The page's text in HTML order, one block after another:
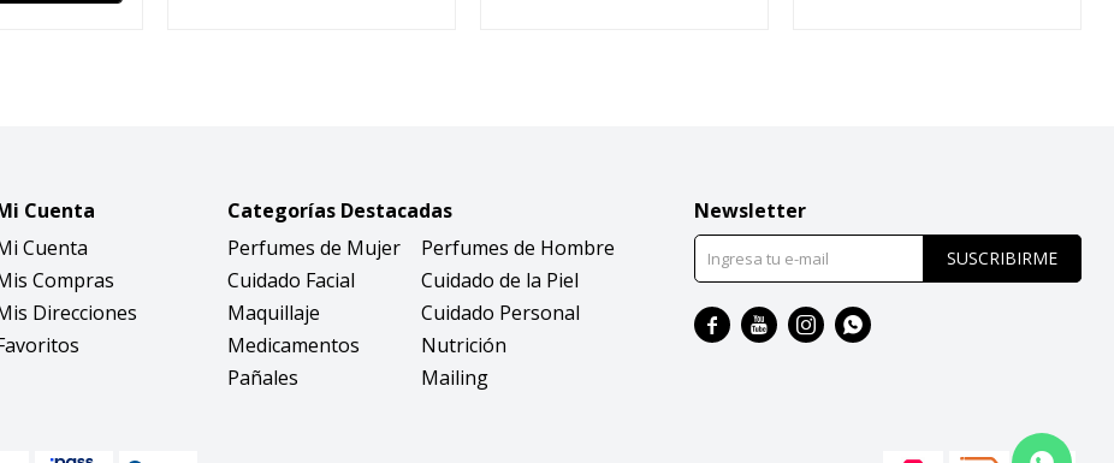
Cuenta
Cuenta
Compras
Direcciones
Categorías Destacadas
Perfumes de Mujer
Perfumes de Hombre
Cuidado Facial
Cuidado de la Piel
Maquillaje
Cuidado Personal
Medicamentos
Nutrición
Pañales
Mailing
Newsletter
SUSCRIBIRME
   